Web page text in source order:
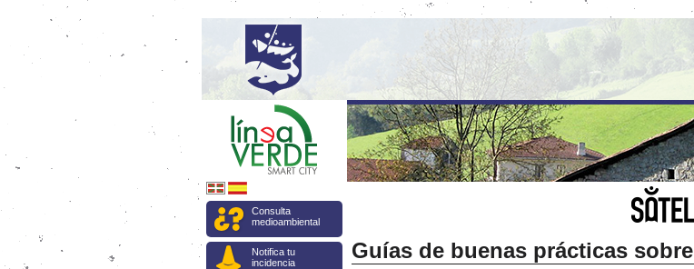
Consulta
medioambiental
Notifica tu
incidencia
Guías de buenas prácticas